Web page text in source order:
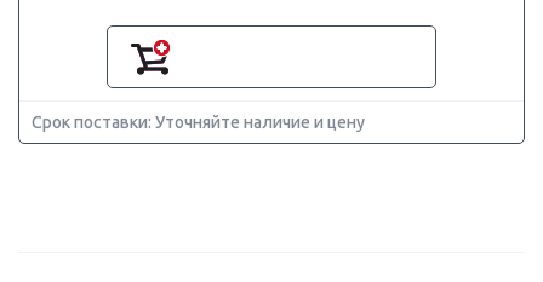
Срок поставки: Уточняйте наличие и цену